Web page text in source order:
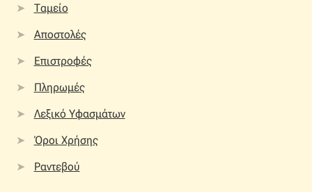
Ταμείο
Αποστολές
Επιστροφές
Πληρωμές
Λεξικό Υφασμάτων
Όροι Χρήσης
Ραντεβού